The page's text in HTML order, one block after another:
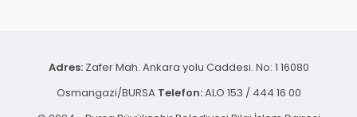
Adres:Zafer Mah. Ankara yolu Caddesi. No: 1 16080
Osmangazi/BURSA Telefon:ALO 153 / 444 16 00